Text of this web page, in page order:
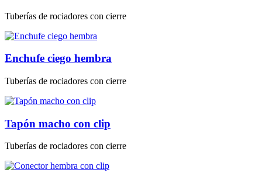
Tuberías de rociadores con cierre
Enchufe ciego hembra
Tuberías de rociadores con cierre
Tapón macho con clip
Tuberías de rociadores con cierre